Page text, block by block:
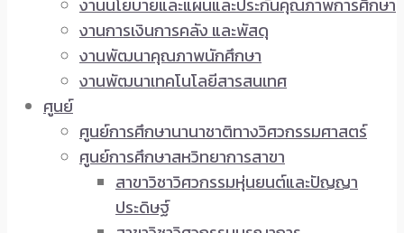
งานนโยบายและแผนและประกันคุณภาพการศึกษา
งานการเงินการคลัง และพัสดุ
งานพัฒนาคุณภาพนักศึกษา
งานพัฒนาเทคโนโลยีสารสนเทศ
ศูนย์
ศูนย์การศึกษานานาชาติทางวิศวกรรมศาสตร์
ศูนย์การศึกษาสหวิทยาการสาขา
สาขาวิชาวิศวกรรมหุ่นยนต์และปัญญา
ประดิษฐ์